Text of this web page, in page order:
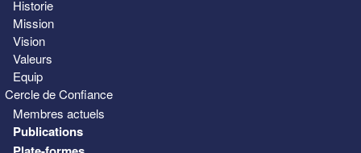
Historie
Mission
Vision
Valeurs
Equip
Cercle de Confiance
Membres actuels
Publications